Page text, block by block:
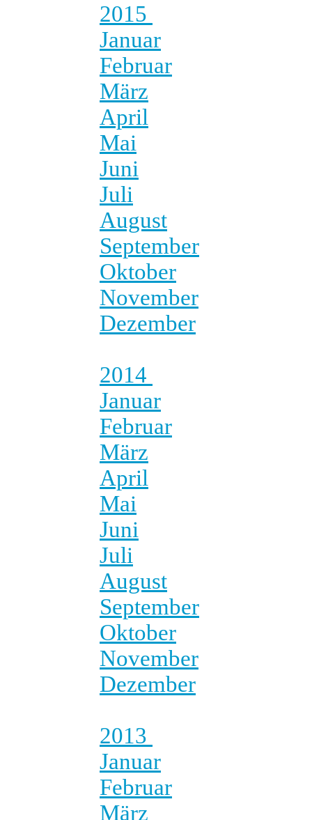
2015
Januar
Februar
März
April
Mai
Juni
Juli
August
September
Oktober
November
Dezember
2014
Januar
Februar
März
April
Mai
Juni
Juli
August
September
Oktober
November
Dezember
2013
Januar
Februar
März